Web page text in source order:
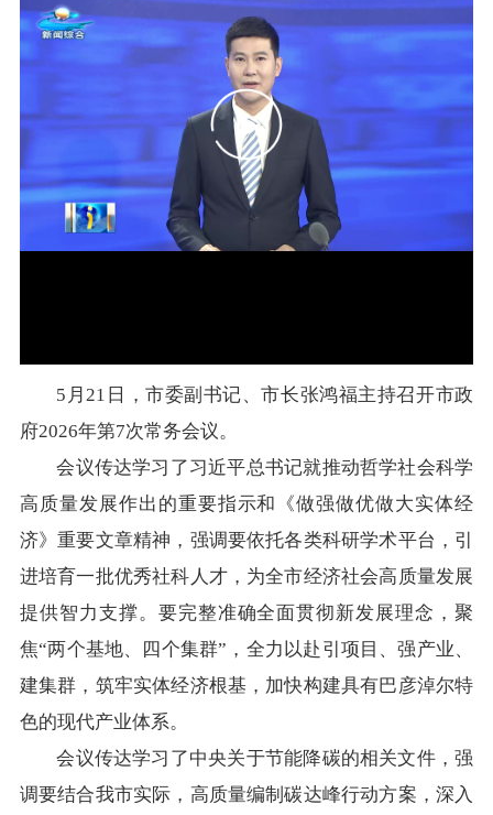
政民互动
市长信箱 12345热线留言 新闻发布会
意见征集 诉求公开
智能问答
人文历史
回到顶部
5月21日，市委副书记、市长张鸿福主持召开市政
府2026年第7次常务会议。
会议传达学习了习近平总书记就推动哲学社会科学
高质量发展作出的重要指示和《做强做优做大实体经
济》重要文章精神，强调要依托各类科研学术平台，引
进培育一批优秀社科人才，为全市经济社会高质量发展
提供智力支撑。要完整准确全面贯彻新发展理念，聚
焦“两个基地、四个集群”，全力以赴引项目、强产业、
建集群，筑牢实体经济根基，加快构建具有巴彦淖尔特
色的现代产业体系。
会议传达学习了中央关于节能降碳的相关文件，强
调要结合我市实际，高质量编制碳达峰行动方案，深入